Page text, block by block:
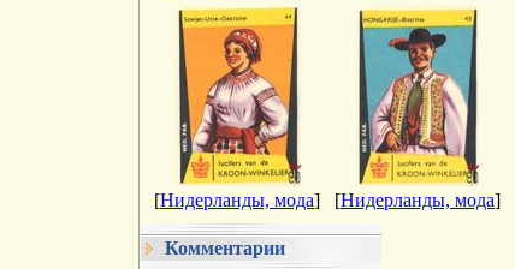
[Нидерланды, мода] [Нидерланды, мода]
Комментарии